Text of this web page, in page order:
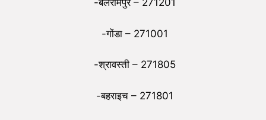
-बलरामपुर – 271201
-गोंडा – 271001
-श्रावस्ती – 271805
-बहराइच – 271801